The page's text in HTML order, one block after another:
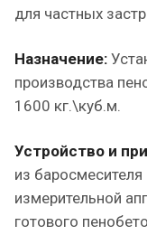
для частных
Назначение:
производства
1600 кг.\куб.м.
Устройство и
из баросмесителя
измерительной
готового